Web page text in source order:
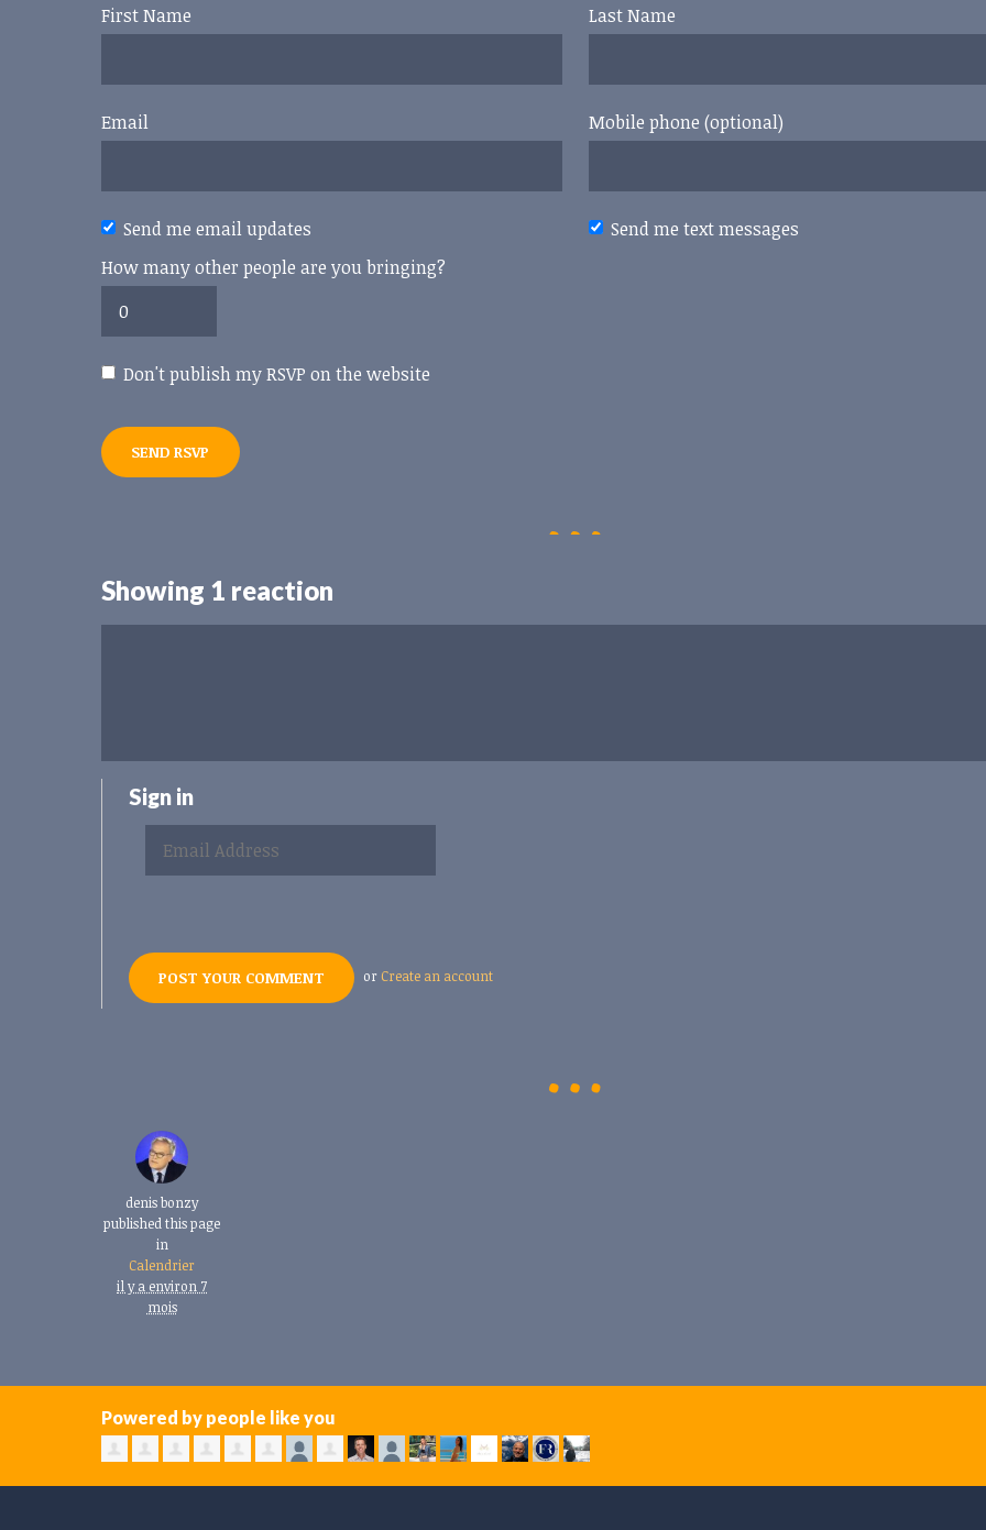
First Name Last Name
Email Mobile phone (optional)
Send me email updates
Send me text messages
How many other people are you bringing?
Don't publish my RSVP on the website
Showing 1 reaction
Sign in
or Create an account
denis bonzy
published this page
in
Calendrier
il y a environ 7
mois
Powered by people like you